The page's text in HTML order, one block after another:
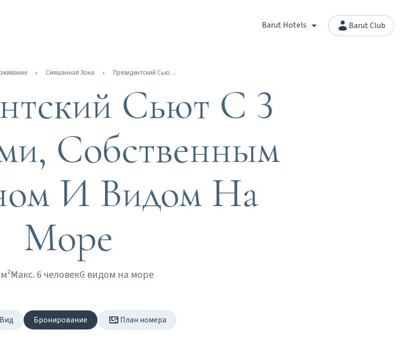
Barut Hotels Barut Club
Смешанная Зона Президентский Сьют С 3 Спальнями, Собственным Бассейном И Видом На Море
Сьют С 3
Собственным
И Видом На
Море
Макс. 6 человекС видом на море
Бронирование План номера